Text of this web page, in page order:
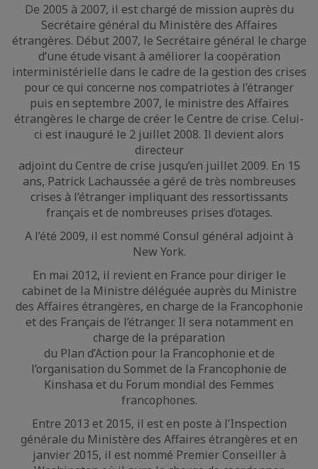
De 2005 à 2007, il est chargé de mission auprès du
Secrétaire général du Ministère des Affaires
étrangères. Début 2007, le Secrétaire général le charge
d’une étude visant à améliorer la coopération
interministérielle dans le cadre de la gestion des crises
pour ce qui concerne nos compatriotes à l’étranger
puis en septembre 2007, le ministre des Affaires
étrangères le charge de créer le Centre de crise. Celui-
ci est inauguré le 2 juillet 2008. Il devient alors
directeur
adjoint du Centre de crise jusqu’en juillet 2009. En 15
ans, Patrick Lachaussée a géré de très nombreuses
crises à l’étranger impliquant des ressortissants
français et de nombreuses prises d’otages.
A l’été 2009, il est nommé Consul général adjoint à
New York.
En mai 2012, il revient en France pour diriger le
cabinet de la Ministre déléguée auprès du Ministre
des Affaires étrangères, en charge de la Francophonie
et des Français de l’étranger. Il sera notamment en
charge de la préparation
du Plan d’Action pour la Francophonie et de
l’organisation du Sommet de la Francophonie de
Kinshasa et du Forum mondial des Femmes
francophones.
Entre 2013 et 2015, il est en poste à l’Inspection
générale du Ministère des Affaires étrangères et en
janvier 2015, il est nommé Premier Conseiller à